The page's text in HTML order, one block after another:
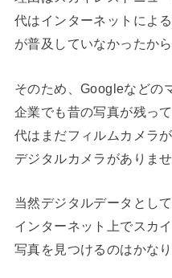
代はインターネットによ
が普及していなかったから
そのため、Googleなどの
企業でも昔の写真が残っ
代はまだフィルムカメラ
デジタルカメラがありませ
当然デジタルデータとし
インターネット上でスカ
写真を見つけるのはかな